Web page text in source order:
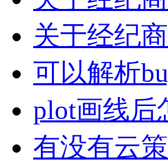
关于经纪
可以解析
plot画线后
有没有云